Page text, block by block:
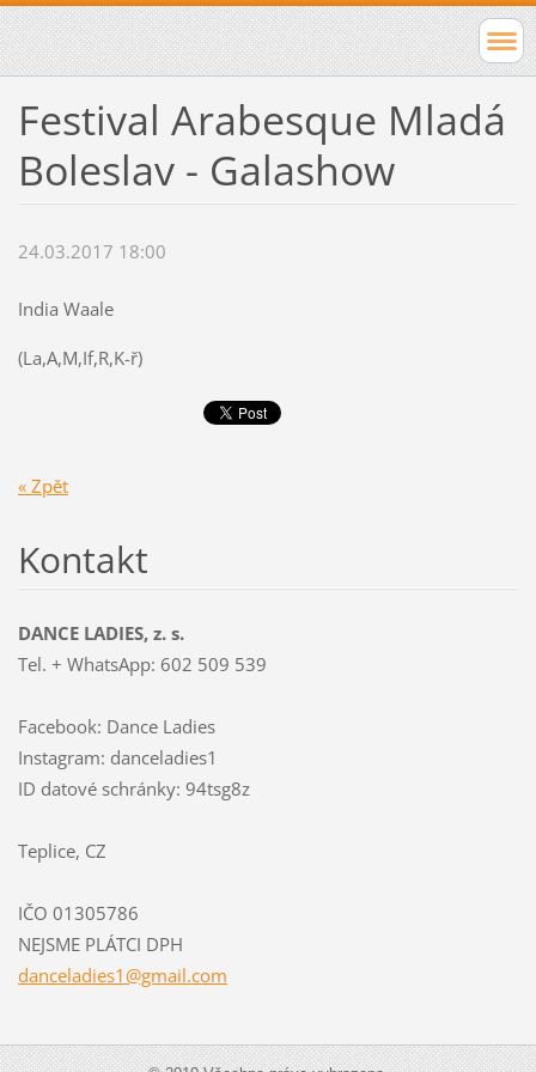
Festival Arabesque Mladá
Boleslav - Galashow
24.03.2017 18:00
India Waale
(La,A,M,If,R,K-ř)
« Zpět
Kontakt
DANCE LADIES, z. s.
Tel. + WhatsApp: 602 509 539
Facebook: Dance Ladies
Instagram: danceladies1
ID datové schránky: 94tsg8z
Teplice, CZ
IČO 01305786
NEJSME PLÁTCI DPH
danceladies1@gmail.com